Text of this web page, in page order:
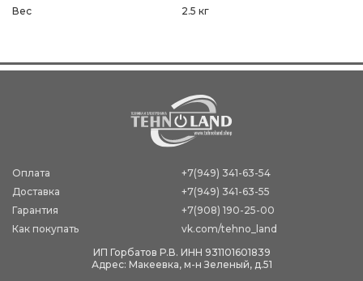
Вес
2.5 кг
Оплата
Доставка
Гарантия
Как покупать
+7(949) 341-63-54
+7(949) 341-63-55
+7(908) 190-25-00
vk.com/tehno_land
ИП Горбатов Р.В. ИНН 931101601839
Адрес: Макеевка, м-н Зеленый, д.51